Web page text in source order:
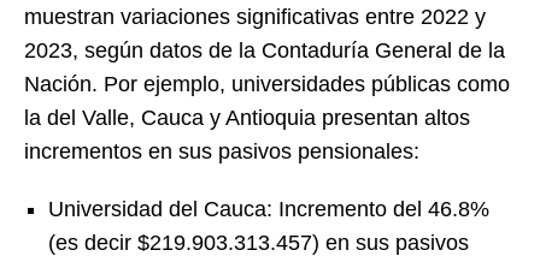
muestran variaciones significativas entre 2022 y
2023, según datos de la Contaduría General de la
Nación. Por ejemplo, universidades públicas como
la del Valle, Cauca y Antioquia presentan altos
incrementos en sus pasivos pensionales:
Universidad del Cauca: Incremento del 46.8%
(es decir $219.903.313.457) en sus pasivos